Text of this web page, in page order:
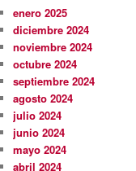
enero 2025
diciembre 2024
noviembre 2024
octubre 2024
septiembre 2024
agosto 2024
julio 2024
junio 2024
mayo 2024
abril 2024